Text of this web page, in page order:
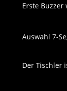
Erste
Auswahl 7-
Der Tischler